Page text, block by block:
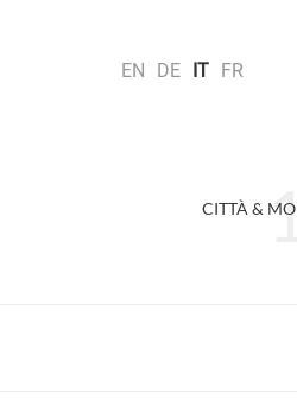
EN DE IT FR
CITTÀ &